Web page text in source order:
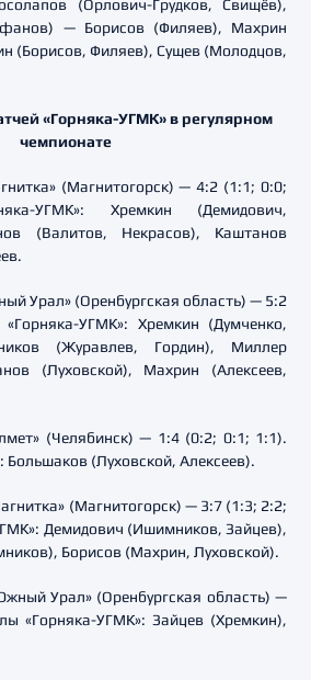
(Орлович-Грудков, Свищёв),
— Борисов (Филяев), Махрин
(Борисов, Филяев), Сущев (Молодцов,
«Горняка-УГМК» в регулярном
чемпионате
(Магнитогорск) — 4:2 (1:1; 0:0;
УГМК»: Хремкин (Демидович,
(Валитов, Некрасов), Каштанов
Урал» (Оренбургская область) — 5:2
УГМК»: Хремкин (Думченко,
(Журавлев, Гордин), Миллер
(Луховской), Махрин (Алексеев,
(Челябинск) — 1:4 (0:2; 0:1; 1:1).
Большаков (Луховской, Алексеев).
(Магнитогорск) — 3:7 (1:3; 2:2;
Демидович (Ишимников, Зайцев),
Борисов (Махрин, Луховской).
Урал» (Оренбургская область) —
«Горняка-УГМК»: Зайцев (Хремкин),